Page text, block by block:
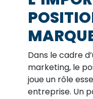
Dans le cadre
marketing, le
joue un rôle
entreprise. Un